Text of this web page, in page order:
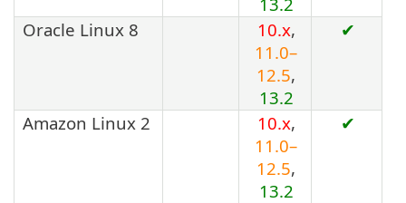
Oracle Linux 8 10.x,
11.0–
12.5,
13.2
✔
Amazon Linux 2 10.x,
11.0–
12.5,
13.2
✔